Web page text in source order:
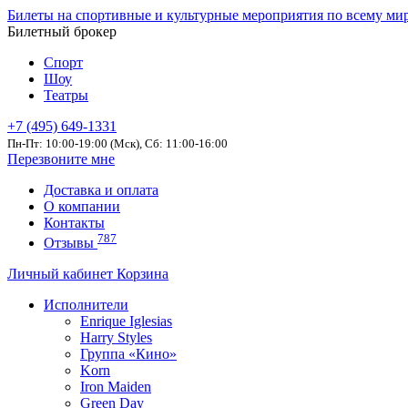
Билеты на спортивные и культурные мероприятия по всему
Билетный брокер
Спорт
Шоу
Театры
+7 (495) 649-1331
Пн-Пт: 10:00-19:00 (Мск), Сб: 11:00-16:00
Перезвоните мне
Доставка и оплата
О компании
Контакты
Отзывы 787
Личный кабинет Корзина
Исполнители
Enrique Iglesias
Harry Styles
Группа «Кино»
Korn
Iron Maiden
Green Day